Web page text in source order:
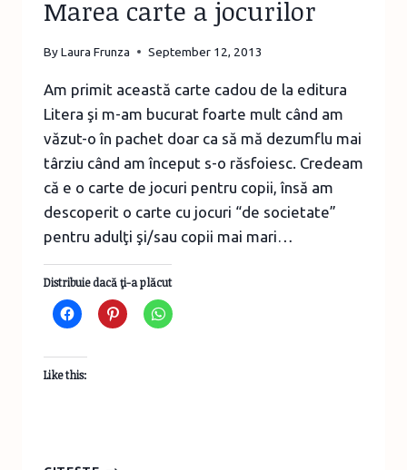
Marea carte a jocurilor
ByLaura Frunza September 12, 2013
Am primit această carte cadou de la editura
Litera şi m-am bucurat foarte mult când am
văzut-o în pachet doar ca să mă dezumflu mai
târziu când am început s-o răsfoiesc. Credeam
că e o carte de jocuri pentru copii, însă am
descoperit o carte cu jocuri “de societate”
pentru adulţi şi/sau copii mai mari…
Distribuie dacă ţi-a plăcut
Like this:
MAREA